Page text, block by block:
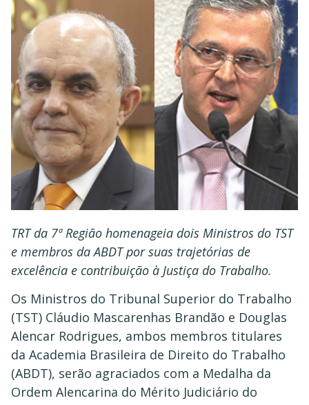
TRT da 7ª Região homenageia dois Ministros do TST
e membros da ABDT por suas trajetórias de
excelência e contribuição à Justiça do Trabalho.
Os Ministros do Tribunal Superior do Trabalho
(TST) Cláudio Mascarenhas Brandão e Douglas
Alencar Rodrigues, ambos membros titulares
da Academia Brasileira de Direito do Trabalho
(ABDT), serão agraciados com a Medalha da
Ordem Alencarina do Mérito Judiciário do